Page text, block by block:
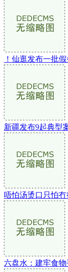
！仙逛发布一批
新疆发布9起典型
唔怕汤烫口只怕
六盘水：建牢食